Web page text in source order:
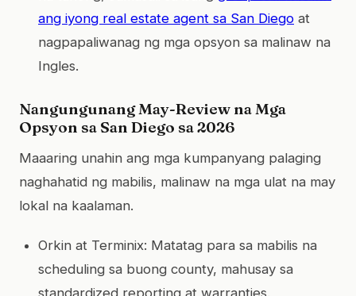
ang iyong real estate agent sa San Diego at
nagpapaliwanag ng mga opsyon sa malinaw na
Ingles.
Nangungunang May-Review na Mga
Opsyon sa San Diego sa 2026
Maaaring unahin ang mga kumpanyang palaging
naghahatid ng mabilis, malinaw na mga ulat na may
lokal na kaalaman.
Orkin at Terminix: Matatag para sa mabilis na
scheduling sa buong county, mahusay sa
standardized reporting at warranties.